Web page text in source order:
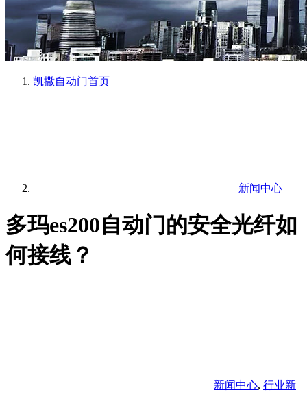
凯撒自动门首页
新闻中心
多玛es200自动门的安全光纤如
何接线？
新闻中心, 行业新